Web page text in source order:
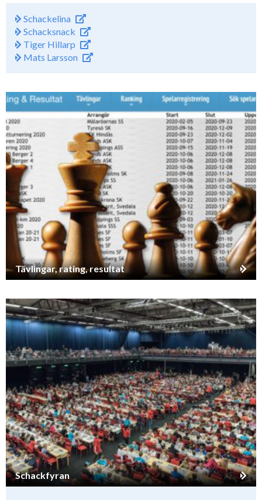
Schackelina
Schacksnack
Tiger Hillarp
Mats Larsson
Tävlingar, rating, resultat
Schackfyran